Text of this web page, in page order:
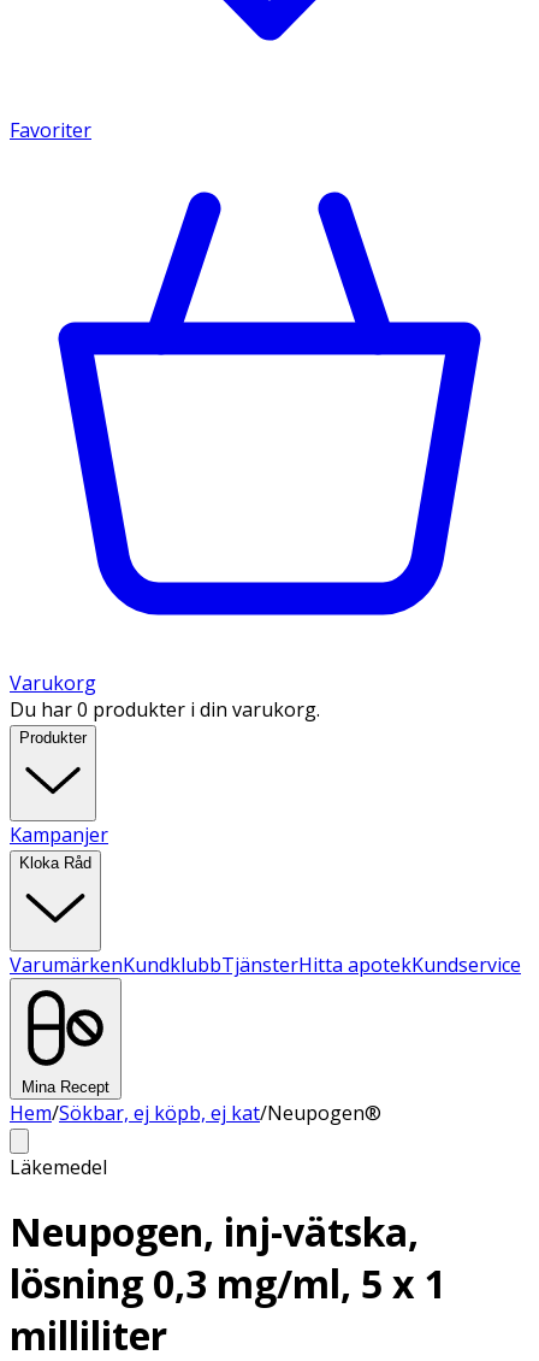
Favoriter
Varukorg
Du har 0 produkter i din varukorg.
Produkter
Kampanjer
Kloka Råd
VarumärkenKundklubbTjänsterHitta apotekKundservice
Mina Recept
Hem/Sökbar, ej köpb, ej kat/Neupogen®
Läkemedel
Neupogen, inj-vätska,
lösning 0,3 mg/ml, 5 x 1
milliliter